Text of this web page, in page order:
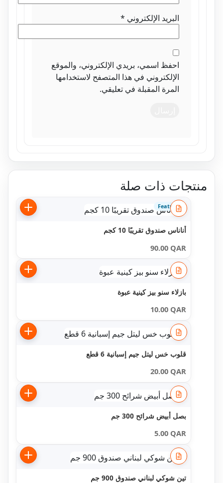
البريد الإلكتروني*
احفظ اسمي، بريدي الإلكتروني، والموقع
الإلكتروني في هذا المتصفح لاستخدامها
المرة المقبلة في تعليقي.
ذات صلة
Featured
أناناس صندوق تقريبًا 10 كجم
90.00
بازلاء سنو بيز كينية عبوة
10.00
قلوب خس ليتل جيم إسبانية 6 قطع
20.00
بصل أبيض شرائح 300 جم
5.00
تين شوكي لبناني صندوق 900 جم